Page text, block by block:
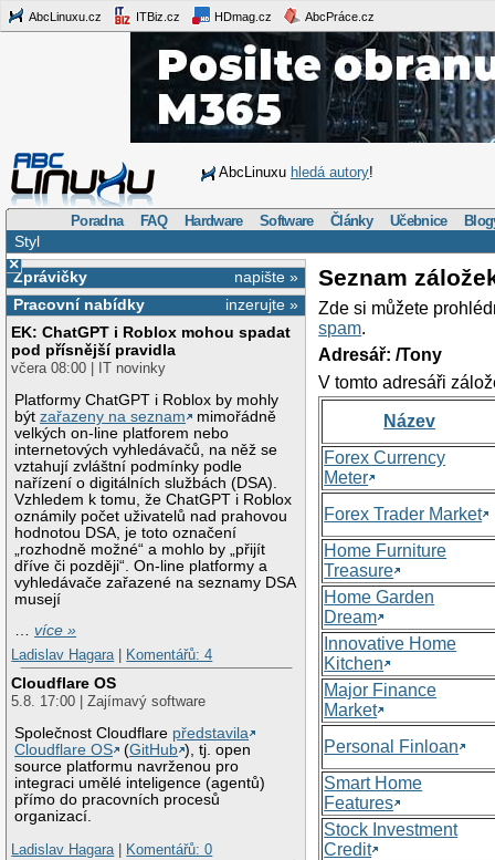
AbcLinuxu.cz ITBiz.cz HDmag.cz AbcPráce.cz
AbcLinuxu hledá autory!
Poradna FAQ Hardware Software Články Učebnice
Styl
×
napište »
Zprávičky
inzerujte »
Pracovní nabídky
EK: ChatGPT i Roblox mohou spadat
pod přísnější pravidla
včera 08:00 | IT novinky
Platformy ChatGPT i Roblox by mohly
býtzařazeny na seznam
mimořádně
velkých on-line platforem nebo
internetových vyhledávačů, na něž se
vztahují zvláštní podmínky podle
nařízení o digitálních službách (DSA).
Vzhledem k tomu, že ChatGPT i Roblox
oznámily počet uživatelů nad prahovou
hodnotou DSA, je toto označení
„rozhodně možné“ a mohlo by „přijít
dříve či později“. On-line platformy a
vyhledávače zařazené na seznamy DSA
musejí
…více »
Ladislav Hagara
Komentářů: 4
Cloudflare OS
5.8. 17:00 | Zajímavý software
Společnost Cloudflare představila
Cloudflare OS
(GitHub ), tj. open
source platformu navrženou pro
integraci umělé inteligence (agentů)
přímo do pracovních procesů
organizací.
Ladislav Hagara
Komentářů: 0
Seznam
Zde si můžete
spam.
Adresář: /Tony
V tomto adresáři
Název
Forex Currency
Meter
Forex Trader Market
Home Furniture
Treasure
Home Garden
Dream
Innovative Home
Kitchen
Major Finance
Market
Personal Finloan
Smart Home
Features
Stock Investment
Credit